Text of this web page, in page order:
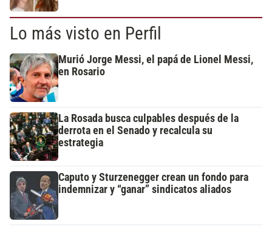
Lo más visto en Perfil
Murió Jorge Messi, el papá de Lionel Messi,
en Rosario
La Rosada busca culpables después de la
derrota en el Senado y recalcula su
estrategia
Caputo y Sturzenegger crean un fondo para
indemnizar y “ganar” sindicatos aliados